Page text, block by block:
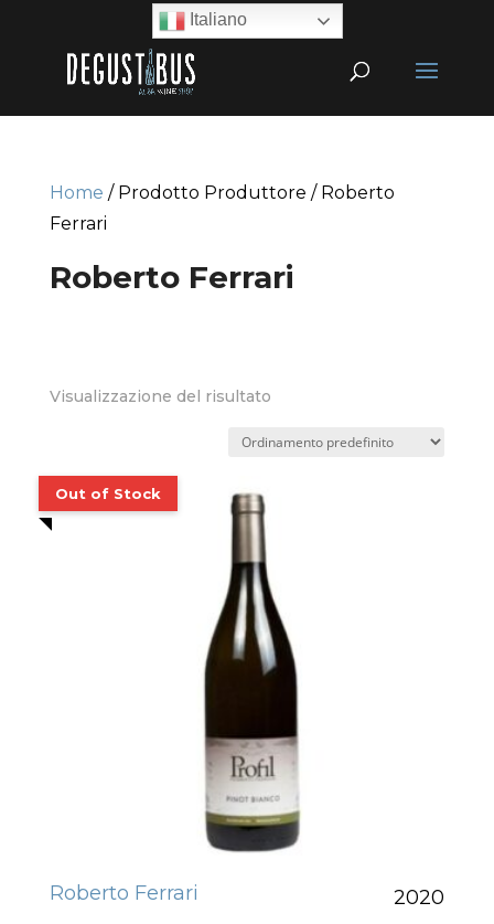
Home / Prodotto Produttore / Roberto
Ferrari
Roberto Ferrari
Visualizzazione del risultato
Roberto Ferrari 2020
Italiano